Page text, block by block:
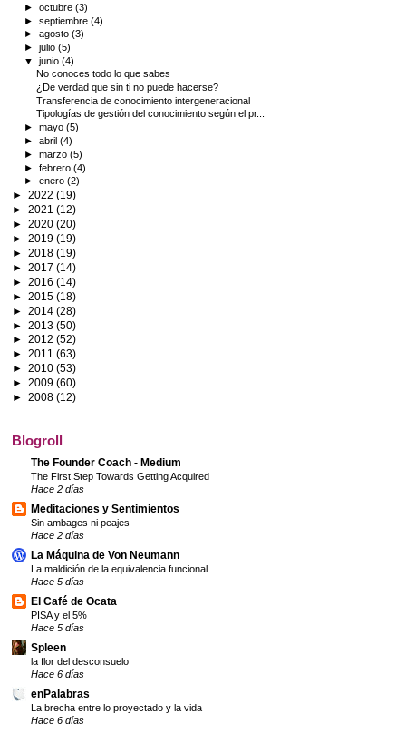
►octubre(3)
►septiembre(4)
►agosto(3)
►julio(5)
▼junio(4)
No conoces todo lo que sabes
¿De verdad que sin ti no puede hacerse?
Transferencia de conocimiento intergeneracional
Tipologías de gestión del conocimiento según el pr...
►mayo(5)
►abril(4)
►marzo(5)
►febrero(4)
►enero(2)
► 2022 (19)
► 2021 (12)
► 2020 (20)
► 2019 (19)
► 2018 (19)
► 2017 (14)
► 2016 (14)
► 2015 (18)
► 2014 (28)
► 2013 (50)
► 2012 (52)
► 2011 (63)
► 2010 (53)
► 2009 (60)
► 2008 (12)
Blogroll
The Founder Coach - Medium
The First Step Towards Getting Acquired
Hace 2 días
Meditaciones y Sentimientos
Sin ambages ni peajes
Hace 2 días
La Máquina de Von Neumann
La maldición de la equivalencia funcional
Hace 5 días
El Café de Ocata
PISA y el 5%
Hace 5 días
Spleen
la flor del desconsuelo
Hace 6 días
enPalabras
La brecha entre lo proyectado y la vida
Hace 6 días